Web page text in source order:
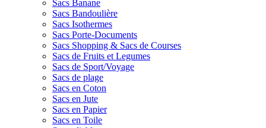
Sacs Banane
Sacs Bandoulière
Sacs Isothermes
Sacs Porte-Documents
Sacs Shopping & Sacs de Courses
Sacs de Fruits et Legumes
Sacs de Sport/Voyage
Sacs de plage
Sacs en Coton
Sacs en Jute
Sacs en Papier
Sacs en Toile